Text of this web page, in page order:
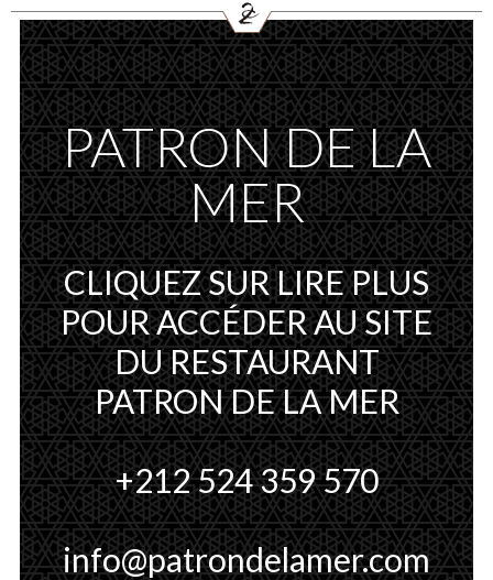
EN ES
ACCUEIL
HÔTEL
CHAMBRES
RESTAURATION
LOLA SKYLOUNGE
PATRON DE LA MER
THE CLUB BAR
SPA & HAMMAM
RÉUNIONS & ÉVÉNEMENTS
COVID-19 UPDATE
CONTACT
RÉSERVER
PATRON DE LA
MER
CLIQUEZ SUR LIRE PLUS
POUR ACCÉDER AU SITE
DU RESTAURANT
PATRON DE LA MER
+212 524 359 570
info@patrondelamer.com